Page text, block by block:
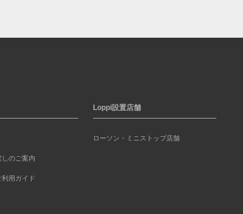
のご案内
利用ガイド
Loppi設置店舗
ローソン・ミニストップ店舗